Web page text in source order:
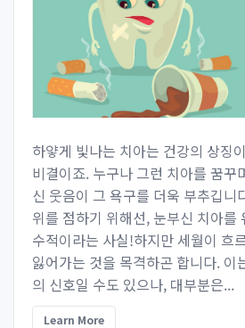
하얗게 빛나는 치아는 건강의 상징
비결이죠. 누구나 그런 치아를 꿈꾸
신 웃음이 그 욕구를 더욱 부추깁니
위를 점하기 위해선, 눈부신 치아를
수적이라는 사실!하지만 세월이 흐
잃어가는 것을 목격하곤 합니다. 이
의 신호일 수도 있으나, 대부분은...
Learn More